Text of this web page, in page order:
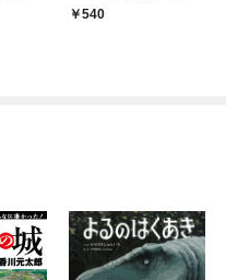
ンなし 「内臓脂肪」を
540